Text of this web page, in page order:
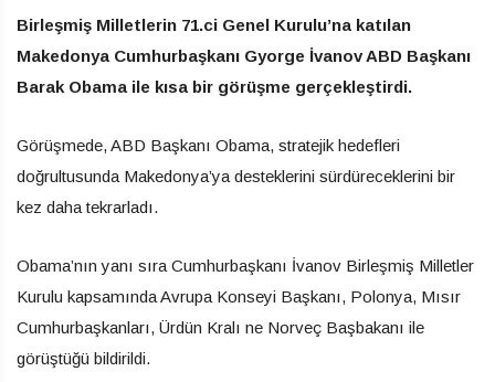
Birleşmiş Milletlerin 71.ci Genel Kurulu’na katılan
Makedonya Cumhurbaşkanı Gyorge İvanov ABD Başkanı
Barak Obama ile kısa bir görüşme gerçekleştirdi.
Görüşmede, ABD Başkanı Obama, stratejik hedefleri
doğrultusunda Makedonya’ya desteklerini sürdüreceklerini bir
kez daha tekrarladı.
Obama’nın yanı sıra Cumhurbaşkanı İvanov Birleşmiş Milletler
Kurulu kapsamında Avrupa Konseyi Başkanı, Polonya, Mısır
Cumhurbaşkanları, Ürdün Kralı ne Norveç Başbakanı ile
görüştüğü bildirildi.